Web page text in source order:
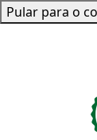
Pular para o